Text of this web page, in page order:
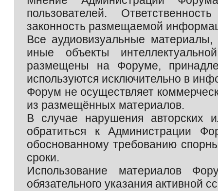
пользователей.
законность размещаемой
Все аудиовизуальные
иные объекты
размещены на Форуме,
используются исключительно в
Форум не осуществляет
из размещённых материалов.
В случае нарушения авторских
обратиться к Администрации
обоснованному требованию
сроки.
Использование материалов
обязательного указания активной